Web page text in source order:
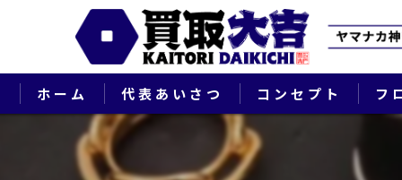
ホーム 代表あいさつ コンセプト フ